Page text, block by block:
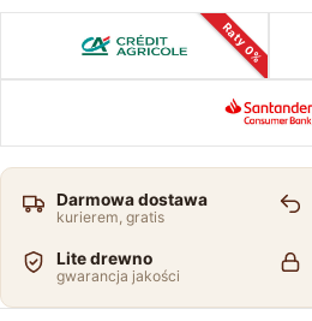
Raty 0%
Darmowa dostawa
kurierem, gratis
Lite drewno
gwarancja jakości